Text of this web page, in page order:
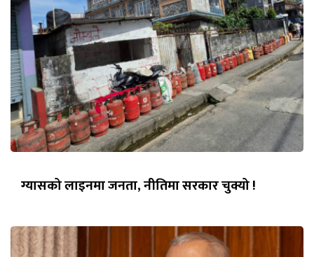
ग्यासको लाइनमा जनता, नीतिमा सरकार चुक्यो !